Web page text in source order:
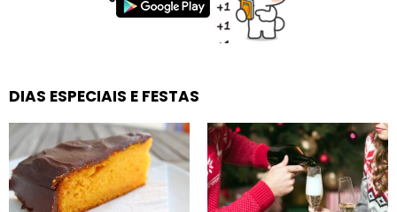
DIAS ESPECIAIS E FESTAS